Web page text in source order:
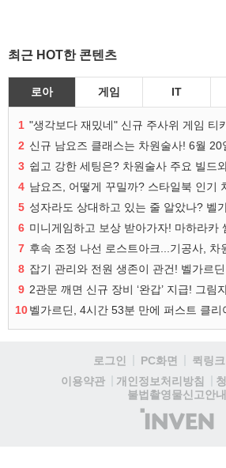
최근 HOT한 콘텐츠
로아 게임 IT
1 "생각보다 재밌네" 신규 주사위 게임 티
2 신규 남요즈 클래스는 차원술사! 6월 20
3 쉽고 강한 세팅은? 차원술사 주요 빌드
4 남요즈, 어떻게 꾸밀까? 스타일북 인기
5 성자라도 상대하고 있는 줄 알았나? 벨
6 미니게임하고 보상 받아가자! 마하라카
7 후속 조정 나선 로스트아크...기공사, 차
8
9 2관문 깨면 신규 장비 ‘완갑’ 지급! 그림
10벨가르딘, 4시간 53분 만에 퍼스트 클리
로그인 PC화면 퀵링크
이용약관
개인정보처리방침
불법촬영물신고안내
(주)
인